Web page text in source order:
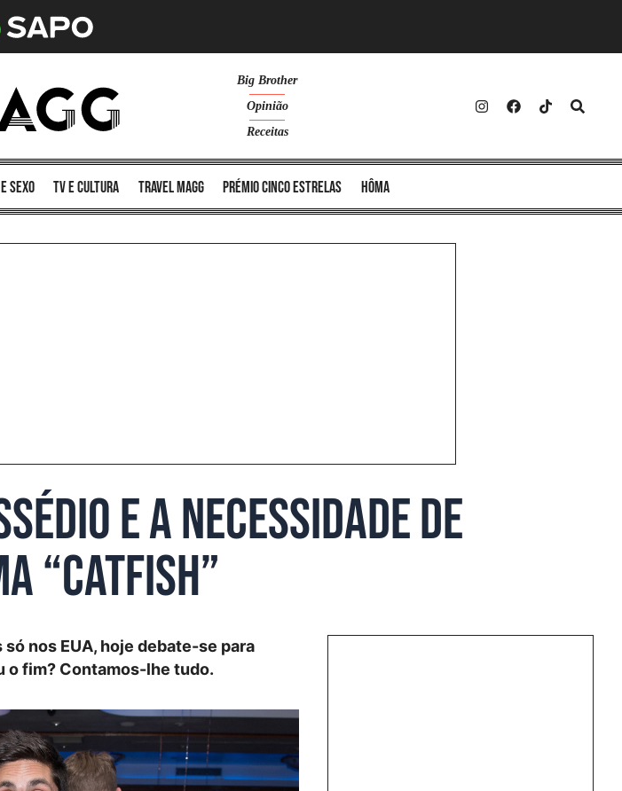
Big Brother
Opinião
Receitas
sexo TV e cultura Travel MAGG Prémio Cinco Estrelas Hôma
e a necessidade de
“Catfish”
nos EUA, hoje debate-se para
o fim? Contamos-lhe tudo.